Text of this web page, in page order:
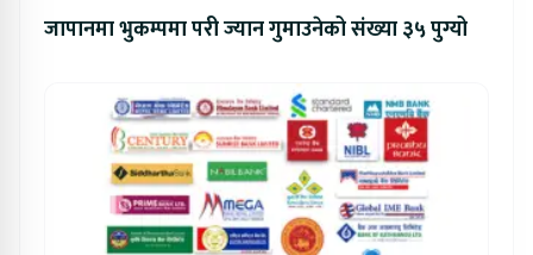
जापानमा भुकम्पमा परी ज्यान गुमाउनेको संख्या ३५ पुग्यो